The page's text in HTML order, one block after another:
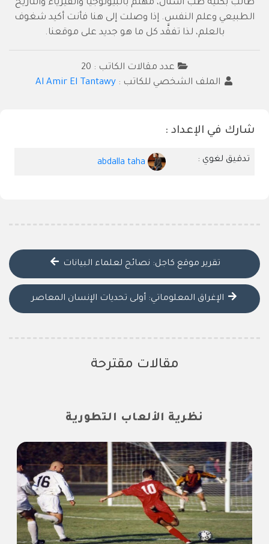
طالب بكلية طب أسنان، مهتم بالبيولوجيا والفيزياء والتاريخ
الطبيعي وعلم النفس. إذا وصلت إلى هنا فأنت أكيد شغوف
بالعلم، لذا تفقَّد كل ما هو جديد على موقعنا.
عدد مقالات الكاتب : 20
الملف الشخصي للكاتب :Al Amir El Tantawy
شارك في الإعداد :
تدقيق لغوي : abdalla taha
تقرير موقع كاجل: نصائح لعلماء البيانات
الإغراق المعلوماتي: أولى تحديات الإنسان المعاصر
مقالات مقترحة
نظرية الألعاب التطورية